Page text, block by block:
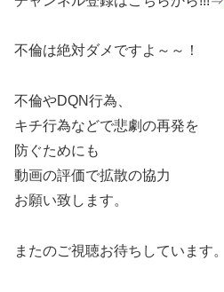
不倫は絶対ダメですよ～～！
不倫やDQN行為、
キチ行為などで悲劇の再発を
防ぐためにも
動画の評価で拡散の協力
お願い致します。
またのご視聴お待ちしています。